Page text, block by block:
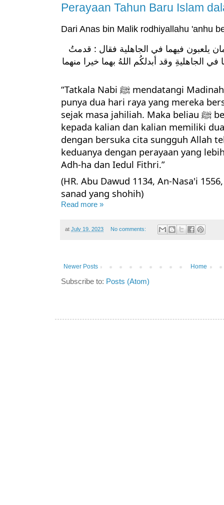
Perayaan Tahun Baru Islam
Dari Anas bin Malik rodhiyallahu 'anhu
يلعبون فيهما في الجاهلية فقال : قدمتُ
الجاهليةِ وقد أبدلكُم اللهُ بهما خيرا منهما
“Tatkala Nabi ﷺ mendatangi Madinah penduduk Madinah
punya dua hari raya yang mereka
sejak masa jahiliah. Maka beliau ﷺ berkata, “Aku datang
kepada kalian dan kalian memiliki
dengan bersuka cita sungguh Allah
keduanya dengan perayaan yang
Adh-ha dan Iedul Fithri.”
(HR. Abu Dawud 1134, An-Nasa'i
sanad yang shohih)
Read more »
at July 19, 2023 No comments:
Newer Posts Home
Subscribe to: Posts (Atom)